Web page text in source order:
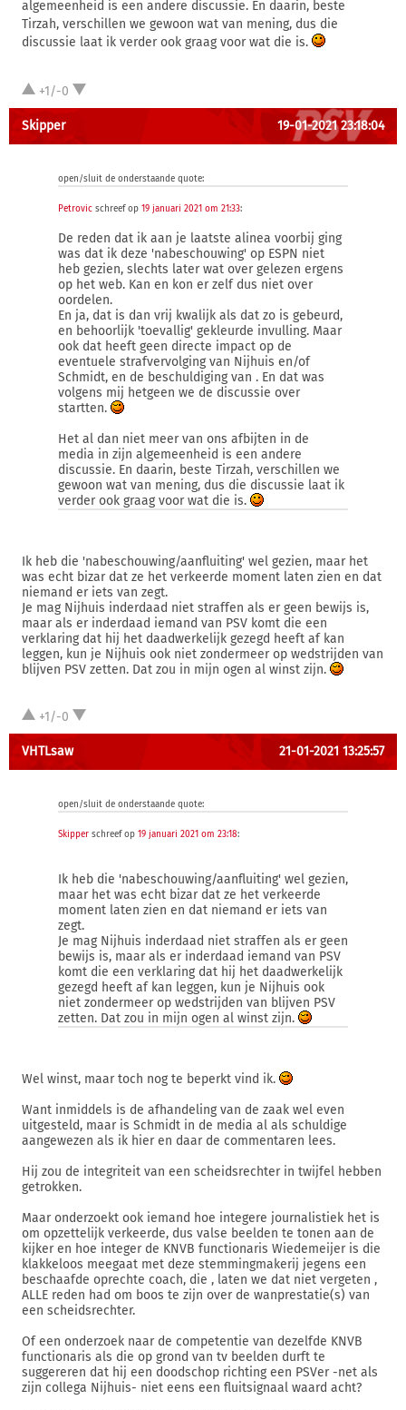
algemeenheid is een andere discussie. En daarin, beste
Tirzah, verschillen we gewoon wat van mening, dus die
discussie laat ik verder ook graag voor wat die is.
+1/-0
Skipper 19-01-2021 23:18:04
open/sluit de onderstaande quote:
Petrovic schreef op 19 januari 2021 om 21:33:
De reden dat ik aan je laatste alinea voorbij ging
was dat ik deze 'nabeschouwing' op ESPN niet
heb gezien, slechts later wat over gelezen ergens
op het web. Kan en kon er zelf dus niet over
oordelen.
En ja, dat is dan vrij kwalijk als dat zo is gebeurd,
en behoorlijk 'toevallig' gekleurde invulling. Maar
ook dat heeft geen directe impact op de
eventuele strafvervolging van Nijhuis en/of
Schmidt, en de beschuldiging van . En dat was
volgens mij hetgeen we de discussie over
startten.
Het al dan niet meer van ons afbijten in de
media in zijn algemeenheid is een andere
discussie. En daarin, beste Tirzah, verschillen we
gewoon wat van mening, dus die discussie laat ik
verder ook graag voor wat die is.
Ik heb die 'nabeschouwing/aanfluiting' wel gezien, maar het
was echt bizar dat ze het verkeerde moment laten zien en dat
niemand er iets van zegt.
Je mag Nijhuis inderdaad niet straffen als er geen bewijs is,
maar als er inderdaad iemand van PSV komt die een
verklaring dat hij het daadwerkelijk gezegd heeft af kan
leggen, kun je Nijhuis ook niet zondermeer op wedstrijden van
blijven PSV zetten. Dat zou in mijn ogen al winst zijn.
+1/-0
VHTLsaw 21-01-2021 13:25:57
open/sluit de onderstaande quote:
Skipper schreef op 19 januari 2021 om 23:18:
Ik heb die 'nabeschouwing/aanfluiting' wel gezien,
maar het was echt bizar dat ze het verkeerde
moment laten zien en dat niemand er iets van
zegt.
Je mag Nijhuis inderdaad niet straffen als er geen
bewijs is, maar als er inderdaad iemand van PSV
komt die een verklaring dat hij het daadwerkelijk
gezegd heeft af kan leggen, kun je Nijhuis ook
niet zondermeer op wedstrijden van blijven PSV
zetten. Dat zou in mijn ogen al winst zijn.
Wel winst, maar toch nog te beperkt vind ik.
Want inmiddels is de afhandeling van de zaak wel even
uitgesteld, maar is Schmidt in de media al als schuldige
aangewezen als ik hier en daar de commentaren lees.
Hij zou de integriteit van een scheidsrechter in twijfel hebben
getrokken.
Maar onderzoekt ook iemand hoe integere journalistiek het is
om opzettelijk verkeerde, dus valse beelden te tonen aan de
kijker en hoe integer de KNVB functionaris Wiedemeijer is die
klakkeloos meegaat met deze stemmingmakerij jegens een
beschaafde oprechte coach, die , laten we dat niet vergeten ,
ALLE reden had om boos te zijn over de wanprestatie(s) van
een scheidsrechter.
Of een onderzoek naar de competentie van dezelfde KNVB
functionaris als die op grond van tv beelden durft te
suggereren dat hij een doodschop richting een PSVer -net als
zijn collega Nijhuis- niet eens een fluitsignaal waard acht?